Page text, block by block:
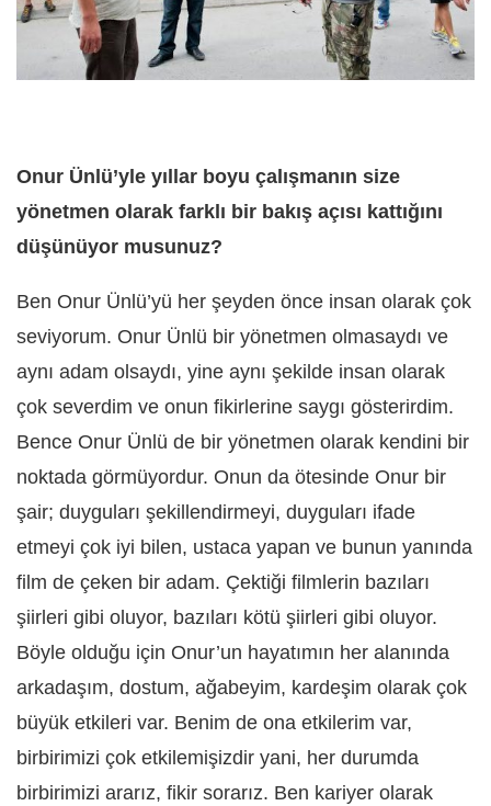
Onur Ünlü’yle yıllar boyu çalışmanın size
yönetmen olarak farklı bir bakış açısı kattığını
düşünüyor musunuz?
Ben Onur Ünlü’yü her şeyden önce insan olarak çok
seviyorum. Onur Ünlü bir yönetmen olmasaydı ve
aynı adam olsaydı, yine aynı şekilde insan olarak
çok severdim ve onun fikirlerine saygı gösterirdim.
Bence Onur Ünlü de bir yönetmen olarak kendini bir
noktada görmüyordur. Onun da ötesinde Onur bir
şair; duyguları şekillendirmeyi, duyguları ifade
etmeyi çok iyi bilen, ustaca yapan ve bunun yanında
film de çeken bir adam. Çektiği filmlerin bazıları
şiirleri gibi oluyor, bazıları kötü şiirleri gibi oluyor.
Böyle olduğu için Onur’un hayatımın her alanında
arkadaşım, dostum, ağabeyim, kardeşim olarak çok
büyük etkileri var. Benim de ona etkilerim var,
birbirimizi çok etkilemişizdir yani, her durumda
birbirimizi ararız, fikir sorarız. Ben kariyer olarak